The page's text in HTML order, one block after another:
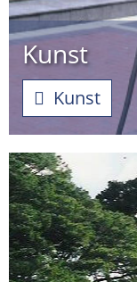
Kunst
Kunst